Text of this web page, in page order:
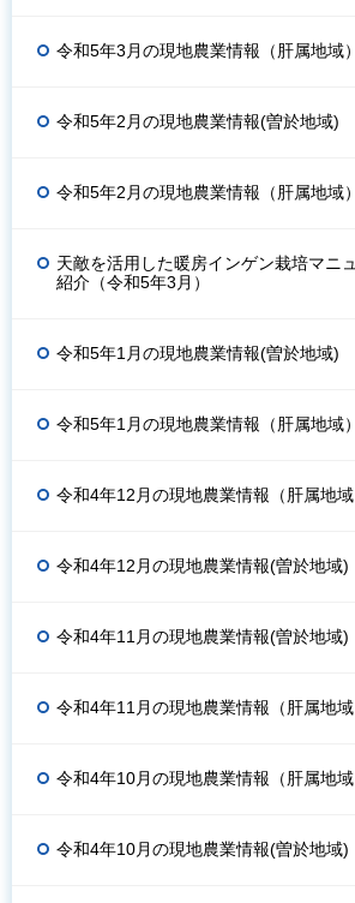
令和5年3月の現地農業情報（肝属地域）
令和5年2月の現地農業情報(曽於地域)
令和5年2月の現地農業情報（肝属地域）
天敵を活用した暖房インゲン栽培マニ
紹介（令和5年3月）
令和5年1月の現地農業情報(曽於地域)
令和5年1月の現地農業情報（肝属地域）
令和4年12月の現地農業情報（肝属地域
令和4年12月の現地農業情報(曽於地域)
令和4年11月の現地農業情報(曽於地域)
令和4年11月の現地農業情報（肝属地域
令和4年10月の現地農業情報（肝属地域
令和4年10月の現地農業情報(曽於地域)